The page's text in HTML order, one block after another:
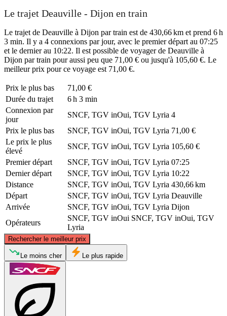
Le trajet Deauville - Dijon en train
Le trajet de Deauville à Dijon par train est de 430,66 km et prend 6 h
3 min. Il y a 4 connexions par jour, avec le premier départ au 07:25
et le dernier au 10:22. Il est possible de voyager de Deauville à
Dijon par train pour aussi peu que 71,00 € ou jusqu'à 105,60 €. Le
meilleur prix pour ce voyage est 71,00 €.
Prix ​​le plus bas
71,00 €
Durée du trajet
6 h 3 min
Connexion par
jour
SNCF, TGV inOui, TGV Lyria 4
Prix ​​le plus bas
SNCF, TGV inOui, TGV Lyria 71,00 €
Le prix le plus
élevé
SNCF, TGV inOui, TGV Lyria 105,60 €
Premier départ
SNCF, TGV inOui, TGV Lyria 07:25
Dernier départ
SNCF, TGV inOui, TGV Lyria 10:22
Distance
SNCF, TGV inOui, TGV Lyria 430,66 km
Départ
SNCF, TGV inOui, TGV Lyria Deauville
Arrivée
SNCF, TGV inOui, TGV Lyria Dijon
Opérateurs
SNCF, TGV inOui SNCF, TGV inOui, TGV
Lyria
Rechercher le meilleur prix
Deauville
Le moins cher Le plus rapide